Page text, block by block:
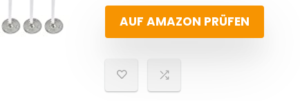
AUF AMAZON PRÜFEN